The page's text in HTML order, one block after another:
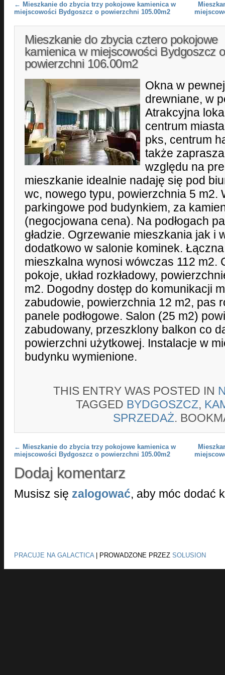
Post navigation
← Mieszkanie do zbycia trzy pokojowe kamienica w
miejscowości Bydgoszcz o powierzchni 105.00m2
Mieszkanie do zbycia cztero pokojowe
kamienica w miejscowości Bydgoszcz o
powierzchni 106.00m2
Okna w
drewniane, w
Atrakcyjna
centrum
pks, centrum
także
względu na
mieszkanie idealnie nadaję się pod
wc, nowego typu, powierzchnia 5 m2.
parkingowe pod budynkiem, za
(negocjowana cena). Na podłogach
gładzie. Ogrzewanie mieszkania jak i
dodatkowo w salonie kominek.
mieszkalna wynosi wówczas 112 m2.
pokoje, układ rozkładowy,
m2. Dogodny dostęp do komunikacji
zabudowie, powierzchnia 12 m2, pas
panele podłogowe. Salon (25 m2)
zabudowany, przeszklony balkon co
powierzchni użytkowej. Instalacje w
budynku wymienione.
THIS ENTRY WAS POSTED IN
TAGGED BYDGOSZCZ,
SPRZEDAŻ.
Post navigation
← Mieszkanie do zbycia trzy pokojowe kamienica w
miejscowości Bydgoszcz o powierzchni 105.00m2
Dodaj komentarz
Musisz się zalogować, aby móc dodać
PRACUJE NA GALACTICA| PROWADZONE PRZEZ SOLUSION